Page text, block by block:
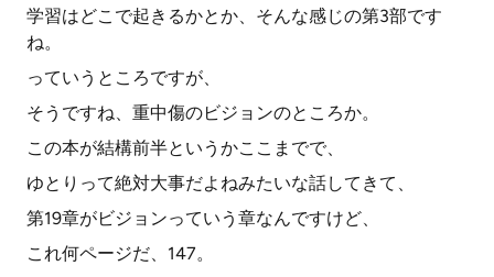
学習はどこで起きるかとか、そんな感じの第3部です
ね。
っていうところですが、
そうですね、重中傷のビジョンのところか。
この本が結構前半というかここまでで、
ゆとりって絶対大事だよねみたいな話してきて、
第19章がビジョンっていう章なんですけど、
これ何ページだ、147。